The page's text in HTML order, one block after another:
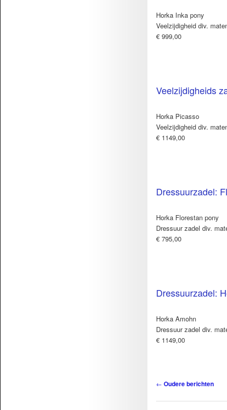
Horka Inka pony
Veelzijdigheid div.
€ 999,00
Veelzijdigheids
Horka Picasso
Veelzijdigheid div.
€ 1149,00
Dressuurzadel:
Horka Florestan pony
Dressuur zadel div.
€ 795,00
Dressuurzadel:
Horka Amohn
Dressuur zadel div.
€ 1149,00
Berichtnavigatie
← Oudere berichten